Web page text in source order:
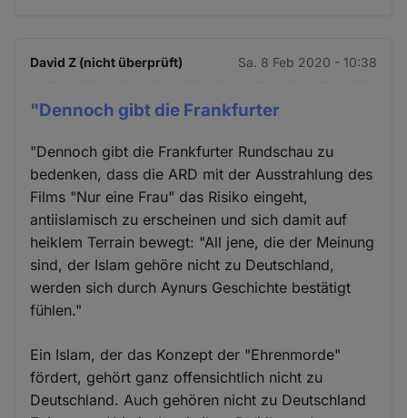
David Z (nicht überprüft) Sa. 8 Feb 2020 - 10:38
"Dennoch gibt die Frankfurter
"Dennoch gibt die Frankfurter Rundschau zu
bedenken, dass die ARD mit der Ausstrahlung des
Films "Nur eine Frau" das Risiko eingeht,
antiislamisch zu erscheinen und sich damit auf
heiklem Terrain bewegt: "All jene, die der Meinung
sind, der Islam gehöre nicht zu Deutschland,
werden sich durch Aynurs Geschichte bestätigt
fühlen."
Ein Islam, der das Konzept der "Ehrenmorde"
fördert, gehört ganz offensichtlich nicht zu
Deutschland. Auch gehören nicht zu Deutschland